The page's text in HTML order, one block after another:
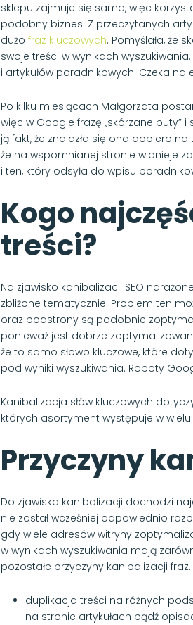
sklepu zajmuje się sama, więc
podobny biznes. Z przeczytanych
dużo fraz kluczowych. Pomyślała, że
swoje treści w wynikach
i artykułów poradnikowych. Czeka na
Po kilku miesiącach Małgorzata
więc w Google frazę „skórzane buty”
ją fakt, że znalazła się ona dopiero
że na wspomnianej stronie widnieje
i ten, który odsyła do wpisu
Kogo
treści?
Na zjawisko kanibalizacji SEO
zbliżone tematycznie. Problem ten
oraz podstrony są podobnie
ponieważ jest dobrze
że to samo słowo kluczowe, które
pod wyniki wyszukiwania. Roboty
Kanibalizacja słów kluczowych
których asortyment występuje w
Przyczyny
Do zjawiska kanibalizacji dochodzi
nie został wcześniej odpowiednio
gdy wiele adresów witryny
w wynikach wyszukiwania mają
pozostałe przyczyny kanibalizacji
duplikacja treści na różnych
na stronie artykułach bądź